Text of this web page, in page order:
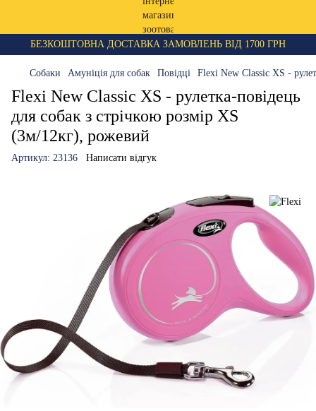
БЕЗКОШТОВНА ДОСТАВКА ЗАМОВЛЕНЬ ВІД 1700 ГРН
Собаки Амуніція для собак Повідці Flexi New Classic XS -
Flexi New Classic XS - рулетка-повідець
для собак з стрічкою розмір XS
(3м/12кг), рожевий
Артикул: 23136 Написати відгук